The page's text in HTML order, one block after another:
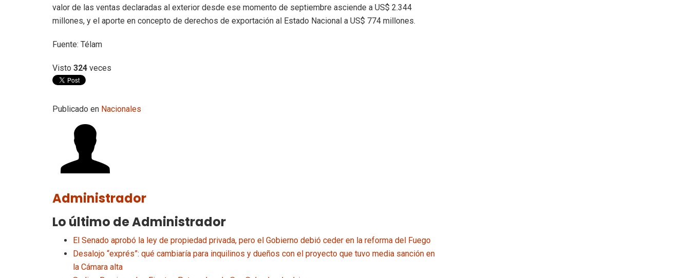
valor de las ventas declaradas al exterior desde ese momento de septiembre asciende a US$ 2.344
millones, y el aporte en concepto de derechos de exportación al Estado Nacional a US$ 774 millones.
Fuente: Télam
Visto 324 veces
Publicado en Nacionales
Administrador
Lo último de Administrador
El Senado aprobó la ley de propiedad privada, pero el Gobierno debió ceder en la reforma del Fuego
Desalojo “exprés”: qué cambiaría para inquilinos y dueños con el proyecto que tuvo media sanción en
la Cámara alta